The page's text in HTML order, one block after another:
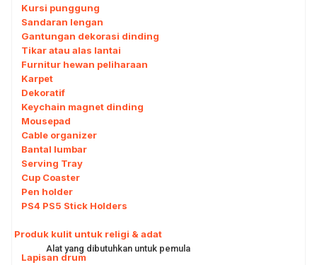
Kursi punggung
Sandaran lengan
Gantungan dekorasi dinding
Tikar atau alas lantai
Furnitur hewan peliharaan
Karpet
Dekoratif
Keychain magnet dinding
Mousepad
Cable organizer
Bantal lumbar
Serving Tray
Cup Coaster
Pen holder
PS4 PS5 Stick Holders
Produk kulit untuk religi & adat
Lapisan drum
Alat yang dibutuhkan untuk pemula